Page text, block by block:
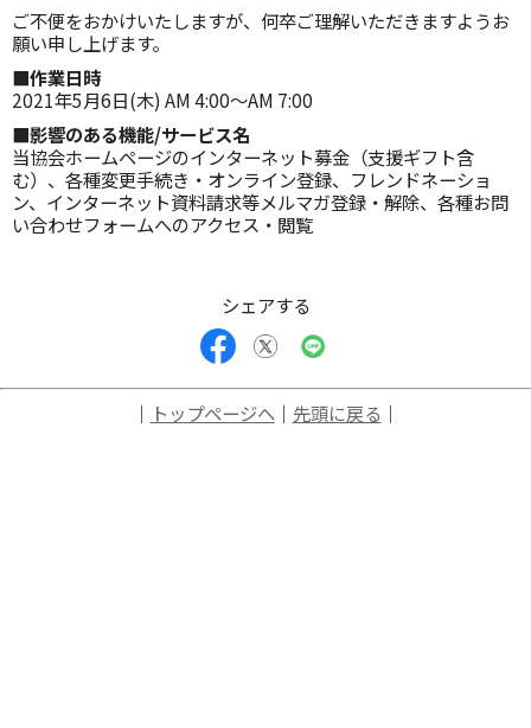
ご不便をおかけいたしますが、何卒ご理解いただきますようお
願い申し上げます。
■作業日時
2021年5月6日(木) AM 4:00～AM 7:00
■影響のある機能/サービス名
当協会ホームページのインターネット募金（支援ギフト含
む）、各種変更手続き・オンライン登録、フレンドネーショ
ン、インターネット資料請求等メルマガ登録・解除、各種お問
い合わせフォームへのアクセス・閲覧
シェアする
｜ トップページへ｜ 先頭に戻る ｜